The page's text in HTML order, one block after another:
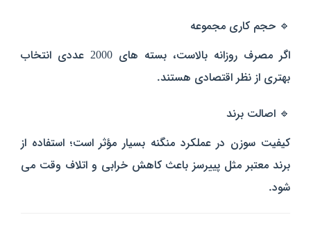
🔹 حجم کاری مجموعه
اگر مصرف روزانه بالاست، بسته‌ های 2000 عددی انتخاب
بهتری از نظر اقتصادی هستند.
🔹 اصالت برند
کیفیت سوزن در عملکرد منگنه بسیار مؤثر است؛ استفاده از
برند معتبر مثل پییرسز باعث کاهش خرابی و اتلاف وقت می‌
شود.